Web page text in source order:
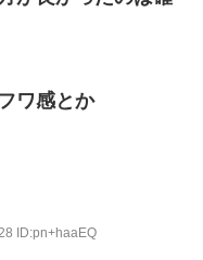
ワ感とか
ID:pn+haaEQ